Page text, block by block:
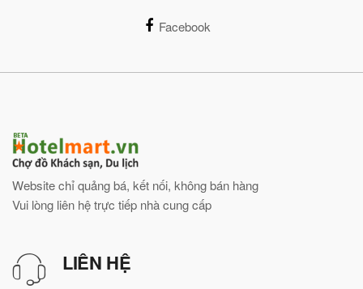
Facebook
Website chỉ quảng bá, kết nối, không bán hàng
Vui lòng liên hệ trực tiếp nhà cung cấp
LIÊN HỆ